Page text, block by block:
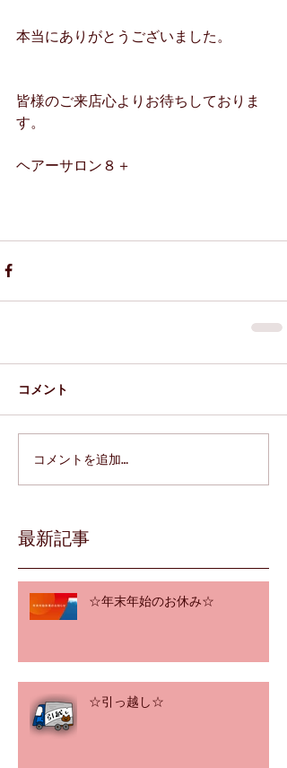
本当にありがとうございました。
皆様のご来店心よりお待ちしておりま
す。
ヘアーサロン８＋
コメント
コメントを追加…
最新記事
☆年末年始のお休み☆
☆引っ越し☆